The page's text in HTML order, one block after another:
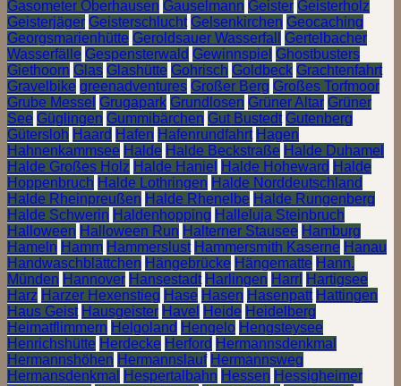
Gasometer Oberhausen Gauselmann Geister Geisterholz
Geisterjäger Geisterschlucht Gelsenkirchen Geocaching
Georgsmarienhütte Geroldsauer Wasserfall
Gertelbacher
Wasserfälle Gespensterwald Gewinnspiel Ghostbusters
Giethoorn Glas Glashütte Gohrisch Goldbeck Grachtenfahrt
Gravelbike greenadventures Großer Berg Großes Torfmoor
Grube Messel Grugapark Grundlosen Grüner Altar Grüner
See Güglingen Gummibärchen Gut Bustedt Gutenberg
Gütersloh Haard Hafen Hafenrundfahrt Hagen
Hahnenkammsee Halde Halde Beckstraße Halde Duhamel
Halde Großes Holz Halde Haniel Halde Hoheward Halde
Hoppenbruch Halde Lothringen Halde Norddeutschland
Halde Rheinpreußen Halde Rhenelbe Halde Rungenberg
Halde Schwerin Haldenhopping Halleluja Steinbruch
Halloween Halloween Run Halterner Stausee Hamburg
Hameln Hamm Hammerslust Hammersmith Kaserne Hanau
Handwaschblättchen Hängebrücke Hängematte Hann.
Münden Hannover Hansestadt Harlingen Harrl Hartigsee
Harz Harzer Hexenstieg Hase Hasen Hasenpatt Hattingen
Haus Geist Hausgeister Havel Heide Heidelberg
Heimatflimmern Helgoland Hengelo Hengsteysee
Henrichshütte Herdecke Herford Hermannsdenkmal
Hermannshöhen Hermannslauf Hermannsweg
Hermansdenkmal
Hespertalbahn Hessen Hessigheimer